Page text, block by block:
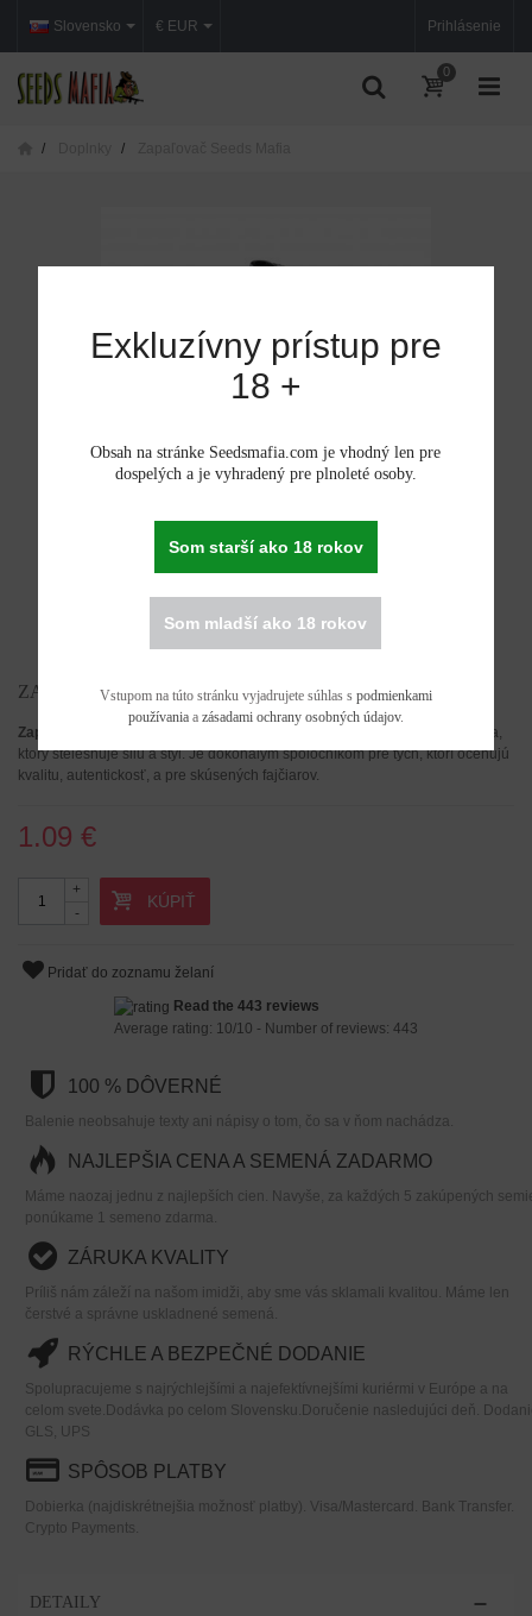
Slovensko Prihlásenie
€ EUR
0
ZAPAĽOVAČ SEEDS MAFIA
Zapaľovač Seeds Mafia
je viac než len obyčajný predmet; je to zdroj ohňa,
ktorý stelesňuje silu a štýl. Je dokonalým spoločníkom pre tých, ktorí oceňujú
kvalitu, autentickosť, a pre skúsených fajčiarov.
1.09 €
-
+
KÚPIŤ
Pridať do zoznamu želaní
Read the 443 reviews
Average rating: 10/10 - Number of reviews: 443
100 % DÔVERNÉ
Balenie neobsahuje texty ani nápisy o tom, čo sa v ňom nachádza.
NAJLEPŠIA CENA A SEMENÁ ZADARMO
Máme naozaj jednu z najlepších cien. Navyše, za každých 5 zakúpených
ponúkame 1 semeno zdarma.
ZÁRUKA KVALITY
Príliš nám záleží na našom imidži, aby sme vás sklamali kvalitou. Máme len
čerstvé a správne uskladnené semená.
RÝCHLE A BEZPEČNÉ DODANIE
Spolupracujeme s najrýchlejšími a najefektívnejšími kuriérmi v Európe a na
celom svete.Dodávka po celom Slovensku.Doručenie nasledujúci deň.
GLS, UPS
SPÔSOB PLATBY
Dobierka (najdiskrétnejšia možnosť platby). Visa/Mastercard. Bank Transfer.
Crypto Payments.
DETAILY
Exkluzívny prístup pre
18 +
Obsah na stránke Seedsmafia.com je vhodný len pre
dospelých a je vyhradený pre plnoleté osoby.
Som starší ako 18 rokov
Som mladší ako 18 rokov
Vstupom na túto stránku vyjadrujete súhlas s podmienkami
používaniaa zásadami ochrany osobných údajov.